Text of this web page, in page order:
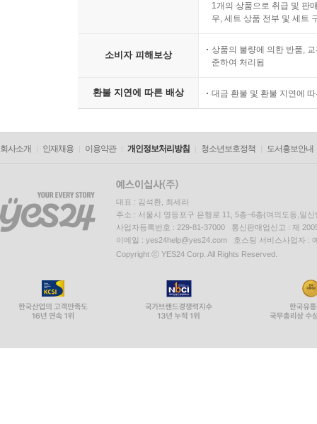
1개의 상품으로 취급 및 판
우, 세트 상품 전부 및 세트
소비자 피해보상
상품의 불량에 의한 반품,
준하여 처리됨
환불 지연에 따른 배상 대금 환불 및 환불 지연에
회사소개 인재채용 이용약관 개인정보처리방침 청소년보호정책 도서홍보안내
대표 : 김석환, 최세라
주소 : 서울시 영등포구 은행로 11, 5층~6층(여의도동,일신
사업자등록번호 : 229-81-37000 통신판매업신고 : 제
이메일 : yes24help@yes24.com 호스팅 서비스사업자 :
Copyright ⓒ YES24 Corp. All Rights Reserved.